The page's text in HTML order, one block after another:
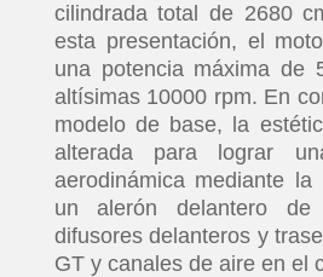
cilindrada total de 2680
esta presentación, el
una potencia máxima de
altísimas 10000 rpm. En
modelo de base, la
alterada para lograr
aerodinámica mediante la
un alerón delantero de
difusores delanteros y
GT y canales de aire en el